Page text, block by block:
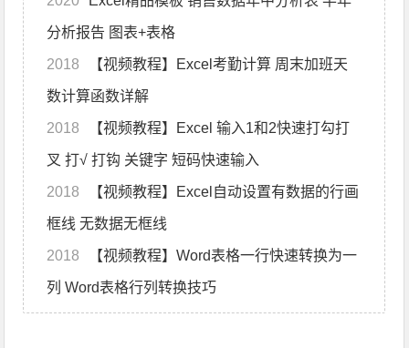
分析报告 图表+表格
2018 【视频教程】Excel考勤计算 周末加班天
数计算函数详解
2018 【视频教程】Excel 输入1和2快速打勾打
叉 打√ 打钩 关键字 短码快速输入
2018 【视频教程】Excel自动设置有数据的行画
框线 无数据无框线
2018 【视频教程】Word表格一行快速转换为一
列 Word表格行列转换技巧